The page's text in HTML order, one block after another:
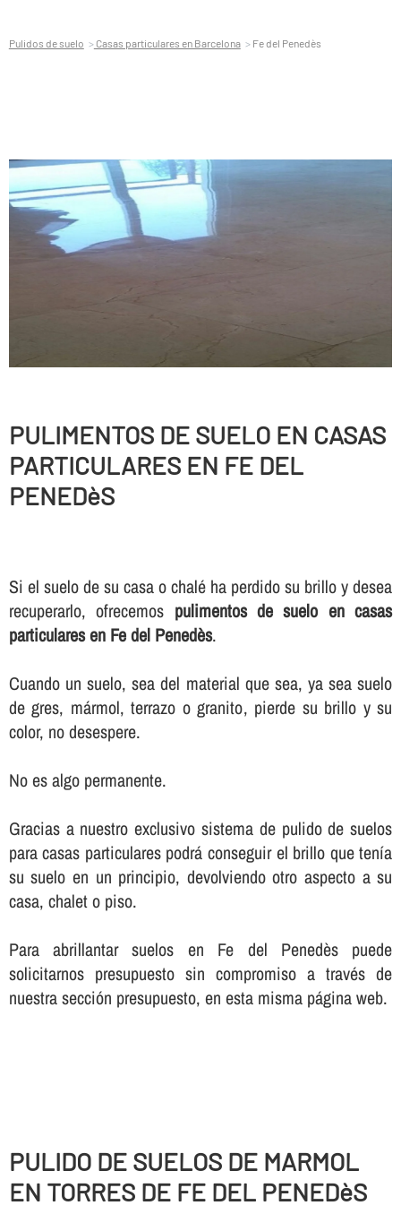
Pulidos de suelo Casas particulares en Barcelona Fe del Penedès
PULIMENTOS DE SUELO EN CASAS
PARTICULARES EN FE DEL
PENEDèS
Si el suelo de su casa o chalé ha perdido su brillo y desea
recuperarlo, ofrecemos pulimentos de suelo en casas
particulares en Fe del Penedès.
Cuando un suelo, sea del material que sea, ya sea suelo
de gres, mármol, terrazo o granito, pierde su brillo y su
color, no desespere.
No es algo permanente.
Gracias a nuestro exclusivo sistema de pulido de suelos
para casas particulares podrá conseguir el brillo que tení­a
su suelo en un principio, devolviendo otro aspecto a su
casa, chalet o piso.
Para abrillantar suelos en Fe del Penedès puede
solicitarnos presupuesto sin compromiso a través de
nuestra sección presupuesto, en esta misma página web.
PULIDO DE SUELOS DE MARMOL
EN TORRES DE FE DEL PENEDèS